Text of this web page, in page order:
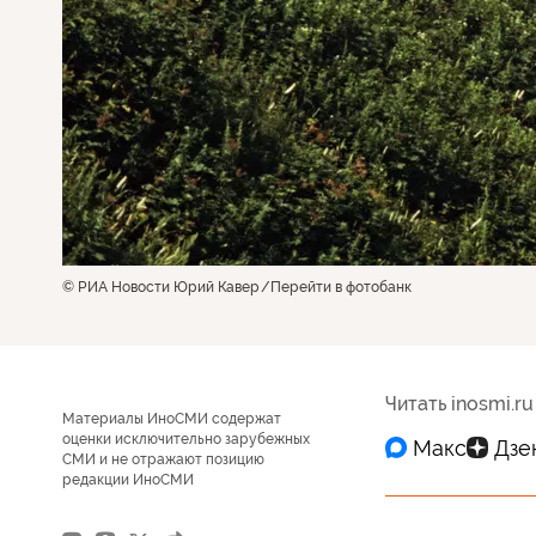
© РИА Новости Юрий Кавер Перейти в фотобанк
Материалы ИноСМИ содержат
оценки исключительно зарубежных
СМИ и не отражают позицию
редакции ИноСМИ
Читать inosmi.ru